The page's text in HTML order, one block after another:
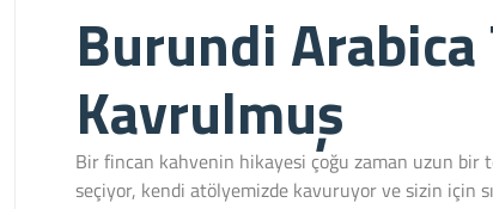
Burundi
Kavrulmuş
Bir fincan kahvenin hikayesi çoğu zaman uzun bir
seçiyor, kendi atölyemizde kavuruyor ve sizin için